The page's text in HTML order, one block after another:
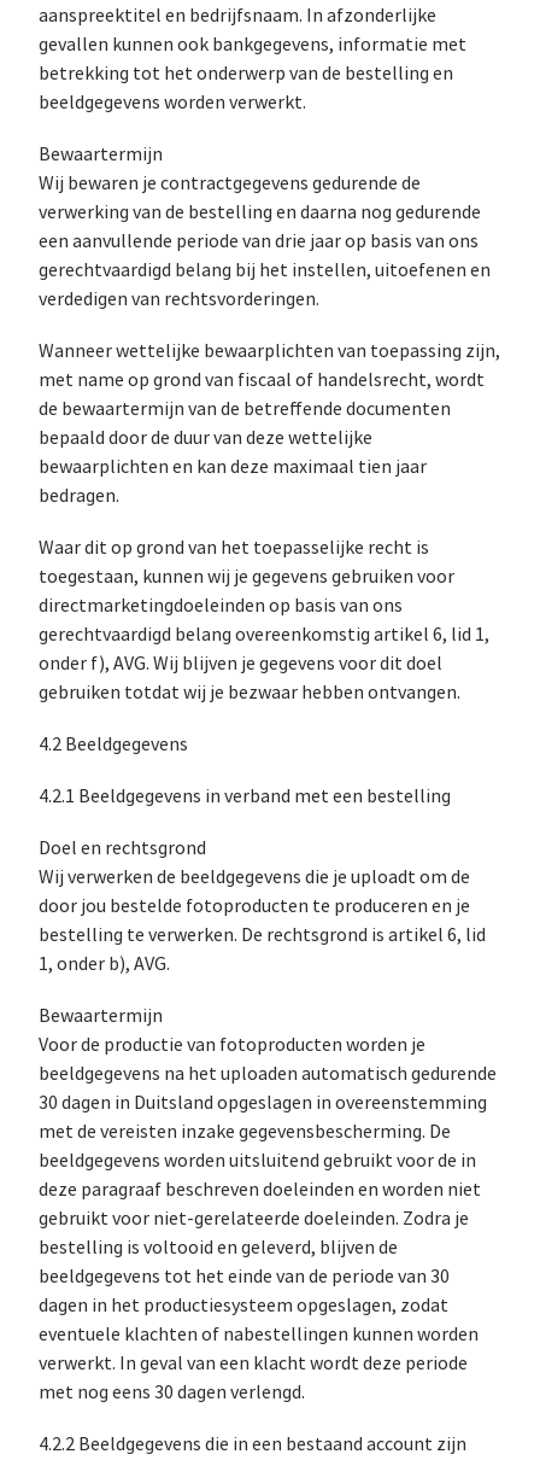
aanspreektitel en bedrijfsnaam. In afzonderlijke
gevallen kunnen ook bankgegevens, informatie met
betrekking tot het onderwerp van de bestelling en
beeldgegevens worden verwerkt.
Bewaartermijn
Wij bewaren je contractgegevens gedurende de
verwerking van de bestelling en daarna nog gedurende
een aanvullende periode van drie jaar op basis van ons
gerechtvaardigd belang bij het instellen, uitoefenen en
verdedigen van rechtsvorderingen.
Wanneer wettelijke bewaarplichten van toepassing zijn,
met name op grond van fiscaal of handelsrecht, wordt
de bewaartermijn van de betreffende documenten
bepaald door de duur van deze wettelijke
bewaarplichten en kan deze maximaal tien jaar
bedragen.
Waar dit op grond van het toepasselijke recht is
toegestaan, kunnen wij je gegevens gebruiken voor
directmarketingdoeleinden op basis van ons
gerechtvaardigd belang overeenkomstig artikel 6, lid 1,
onder f), AVG. Wij blijven je gegevens voor dit doel
gebruiken totdat wij je bezwaar hebben ontvangen.
4.2 Beeldgegevens
4.2.1 Beeldgegevens in verband met een bestelling
Doel en rechtsgrond
Wij verwerken de beeldgegevens die je uploadt om de
door jou bestelde fotoproducten te produceren en je
bestelling te verwerken. De rechtsgrond is artikel 6, lid
1, onder b), AVG.
Bewaartermijn
Voor de productie van fotoproducten worden je
beeldgegevens na het uploaden automatisch gedurende
30 dagen in Duitsland opgeslagen in overeenstemming
met de vereisten inzake gegevensbescherming. De
beeldgegevens worden uitsluitend gebruikt voor de in
deze paragraaf beschreven doeleinden en worden niet
gebruikt voor niet-gerelateerde doeleinden. Zodra je
bestelling is voltooid en geleverd, blijven de
beeldgegevens tot het einde van de periode van 30
dagen in het productiesysteem opgeslagen, zodat
eventuele klachten of nabestellingen kunnen worden
verwerkt. In geval van een klacht wordt deze periode
met nog eens 30 dagen verlengd.
4.2.2 Beeldgegevens die in een bestaand account zijn